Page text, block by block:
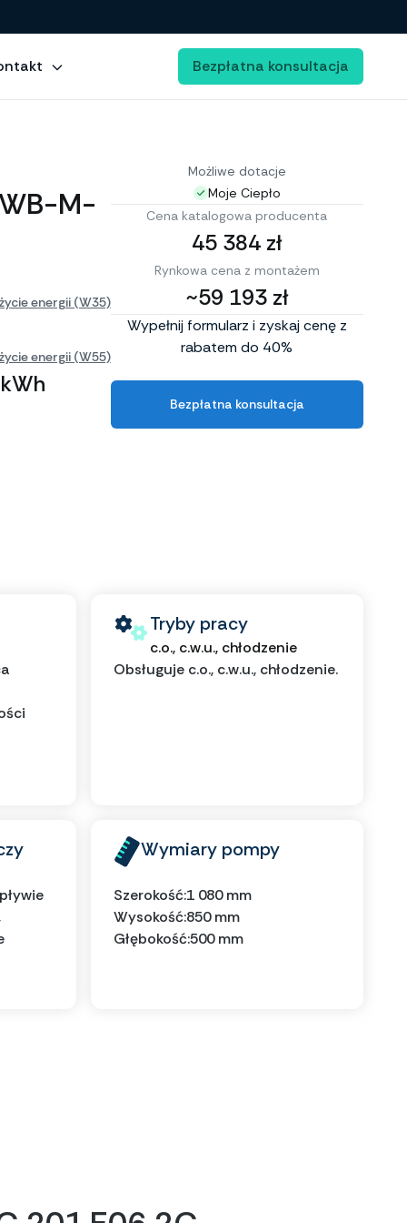
Bezpłatna konsultacja
M-
energii (W35)
energii (W55)
Możliwe dotacje
Moje Ciepło
Cena katalogowa producenta
45 384 zł
Rynkowa cena z montażem
~59 193 zł
Wypełnij formularz i zyskaj cenę z
rabatem do 40%
Bezpłatna konsultacja
Tryby pracy
c.o., c.w.u., chłodzenie
Obsługuje c.o., c.w.u., chłodzenie.
Wymiary pompy
Szerokość:1 080 mm
Wysokość:850 mm
Głębokość:500 mm